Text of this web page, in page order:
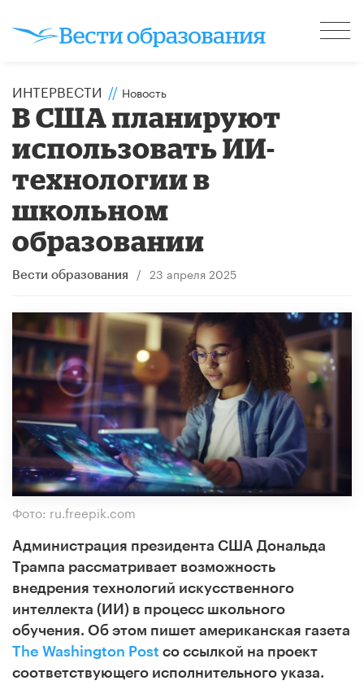
ИНТЕРВЕСТИ // Новость
В США планируют
использовать ИИ-
технологии в
школьном
образовании
Вести образования / 23 апреля 2025
Фото: ru.freepik.com
Администрация президента США Дональда
Трампа рассматривает возможность
внедрения технологий искусственного
интеллекта (ИИ) в процесс школьного
обучения. Об этом пишет американская газета
The Washington Post со ссылкой на проект
соответствующего исполнительного указа.